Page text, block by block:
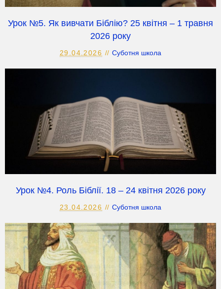
Урок №5. Як вивчати Біблію? 25 квітня – 1 травня
2026 року
29.04.2026 Суботня школа
Урок №4. Роль Біблії. 18 – 24 квітня 2026 року
23.04.2026 Суботня школа